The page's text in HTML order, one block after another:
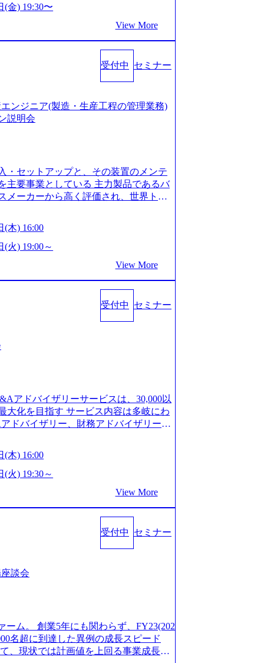
するために、戦略策定、組織改革、
ィングファーム） 社名の由来は”DXエ
ないでは金融以外の領域にX（クロ
が強い企業として認知されていたが、
事業を始め、パブリック、製造業、
のあるファーム。 ワンプール制では
方でも幅広に経験を積みたい方でも、
storage.googleapis.com/our-vision-pr
our-vision-production.appspot.com/pu
https://storage.googleapis.com/ou
62c9-4258-aa0
社は、FinTech領域に強みを持つITコン
深い理解を持つコンサルタントが集う
持つシンプレクス社またはグループ会
storage.googleapis.com/our-vision-pr
6aae-45a6-a0ce-b98154c8
member/)一部抜粋 - 伊勢
実装支援を軸に、様々な業界で新規事
幅広いプロジェクトに従事 - 鈴木健仁
策定、DX戦略立案、人事組織テーマに
てはDX戦略立案、NFT等の新規事業
ンチュア出身。金融業界を中心に、DX
interviews/) 戦略だけのコンサルは終わ
ら”のコンサルの在り方 (https://www.b
) Xspear Consultingがえるぼし認定を取
www.afpbb.com/articles/-/3520247)
流工程、先端技術を学べる環境 【コン
置きながら、他領域にもチャレンジで
スキップもあり） ・週に1度のアサイン
検討してもらえる。結果、なりたいキ
らえる ・シンプレクスというテクノロ
視点からも協業しクライアントへ価値
を選べる ここ1年で社員数60名⇒100
も約170％アップ）と急成長中のファ
秀な上司の近くで働けるチャンスも多
ロジェクトによる自己成長機会が多
関わらず、外資系戦略コンサルティン
ームをはじめ、メーカー、ITベンチャ
(金) 19:30〜
View More
受付中 セミナー
ンジニア(製造・生産工程の管理業務)
説明会
・セットアップと、その装置のメンテ
主要事業としている 主力製品であるバ
メーカーから高く評価され、世界トッ
たちの技術/私たちの対話 Vision:夢を
の技術/私たちの対話 IoT社会の浸透、
長しており、それに伴い半導体製造
a367-5426b95cd599_1200x543.webp h
public/images/2026022413
https://storage.googleapis.
20260224131100_d8b3379f-6e64-45
storage.googleapis.com/our-vision-productio
49d6-4429-810e-138e27965ee8_
レゼン研修」、自社キャリアアドバ
実施しており、月単位の決められた
できる 【休日】 土日祝休みの完全週休
、夏季9日、年末年始9日） 有給休暇は
に付与されます。 年次有給休暇の残日
ッシュ休暇を取得できます。 【育児や
象：小学校1年修了時の3月31日までの
分まで、始業・終業時刻の繰り上げ・
き5日まで取得でき、1時間単位で取得
富山事業所の近くに、白風寮と青風寮
方が入居可能です。 ＜入居基準＞ ・
無いため、条件を満たす方には住宅手
は、一般賃貸物件を従業員が契約し、
(火) 19:00～20:00 2026年8月13日(木) 1
会社説明会を実施予定です。 ● 求人名
ア(製造・生産工程の管理業務) ※主任
造装置の生産エンジニア(製造・生産工
(木) 16:00
(火) 19:00～
View More
受付中 セミナー
アドバイザリーサービスは、30,000以
大化を目指す サービス内容は多岐にわ
ドバイザリー、財務アドバイザリーな
持ち、将来の株価成長を取り込むスキ
グループはM&A業界のリー
ず幅広い案件に携わりながら自己成
M&Aや財務アドバイザリーなどの専門
が提供される 主担当成約で10件以上あ
の年収となる 内訳としては個人インセ
下を育成活躍させるためのナレッジシ
して動く組織風土がある 2026年8月18
務内容、実際の働き方について詳しく
で、幅広く業界の情報を集めたい 働く
歓迎です。お気軽にご参加ください。
ます。 是非、説明会にてお話できる
アンケート回答をお願いいたします。
(木) 16:00
(火) 19:30～
View More
受付中 セミナー
談会
ーム。 創業5年にも関わらず、FY23(202
名超に到達した異例の成長スピード
、現状では計画値を上回る事業成⻑を